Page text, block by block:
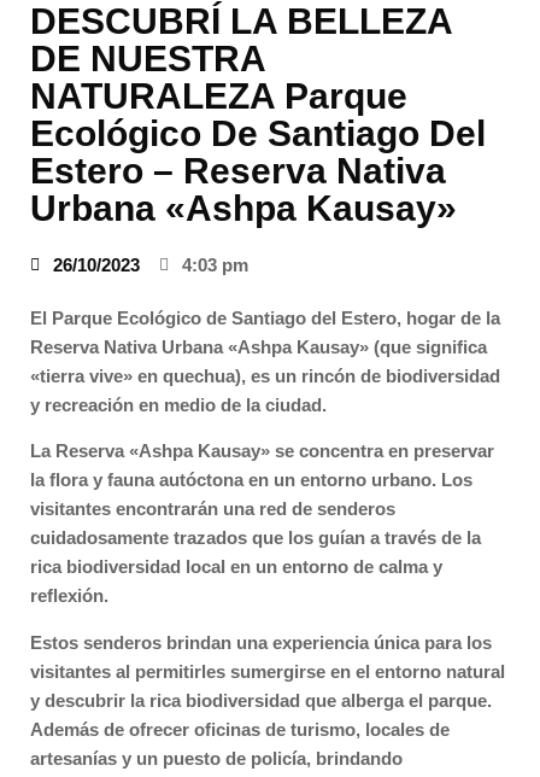
DESCUBRÍ LA BELLEZA
DE NUESTRA
NATURALEZA Parque
Ecológico De Santiago Del
Estero – Reserva Nativa
Urbana «Ashpa Kausay»
26/10/2023 4:03 pm
El Parque Ecológico de Santiago del Estero, hogar de la
Reserva Nativa Urbana «Ashpa Kausay» (que significa
«tierra vive» en quechua), es un rincón de biodiversidad
y recreación en medio de la ciudad.
La Reserva «Ashpa Kausay» se concentra en preservar
la flora y fauna autóctona en un entorno urbano. Los
visitantes encontrarán una red de senderos
cuidadosamente trazados que los guían a través de la
rica biodiversidad local en un entorno de calma y
reflexión.
Estos senderos brindan una experiencia única para los
visitantes al permitirles sumergirse en el entorno natural
y descubrir la rica biodiversidad que alberga el parque.
Además de ofrecer oficinas de turismo, locales de
artesanías y un puesto de policía, brindando